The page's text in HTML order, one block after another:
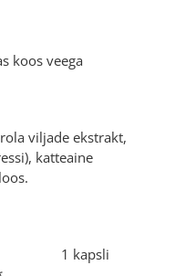
koos veega
viljade ekstrakt,
katteaine
1 kapsli